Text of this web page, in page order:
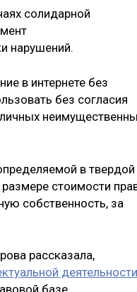
солидарной
нарушений.
в интернете без
без согласия
в твердой
стоимости
собственность, за
рассказала,
деятельности